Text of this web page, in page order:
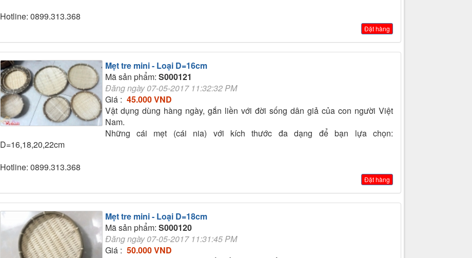
Hotline: 0899.313.368
Đặt hàng
Mẹt tre mini - Loại D=16cm
Mã sản phẩm: S000121
Đăng ngày 07-05-2017 11:32:32 PM
Giá : 45.000 VND
Vật dụng dùng hàng ngày, gắn liền với đời sống dân giả của con người Việt
Nam.
Những cái mẹt (cái nia) với kích thước đa dạng để bạn lựa chọn:
D=16,18,20,22cm
Hotline: 0899.313.368
Đặt hàng
Mẹt tre mini - Loại D=18cm
Mã sản phẩm: S000120
Đăng ngày 07-05-2017 11:31:45 PM
Giá : 50.000 VND